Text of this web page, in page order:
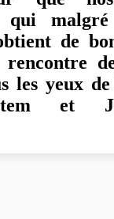
qui
de
les yeux
et